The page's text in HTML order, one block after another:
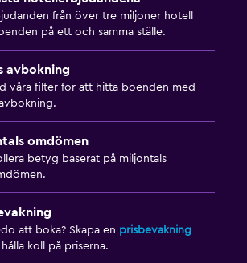
från över tre miljoner hotell
på ett och samma ställe.
avbokning
våra filter för att hitta boenden med
omdömen
betyg baserat på miljontals
att boka? Skapa en prisbevakning
koll på priserna.